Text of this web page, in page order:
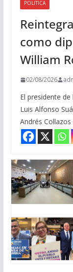
POLITICA
como
William
02/08/2026
El presidente
Luis Alfonso
Andrés